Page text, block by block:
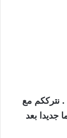
. نترككم مع
جديدا بعد